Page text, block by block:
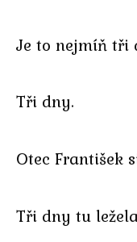
Je to nejmíň tři
Tři dny.
Otec František
Tři dny tu